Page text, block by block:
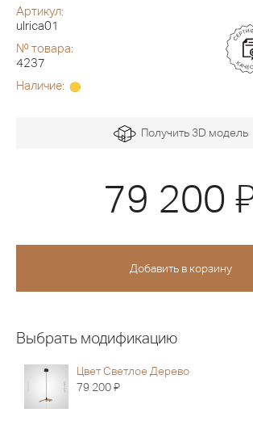
Артикул:
ulrica01
№ товара:
4237
Наличие:
Получить 3D модель
79 200
Выбрать модификацию
Цвет Светлое Дерево
79 200Я